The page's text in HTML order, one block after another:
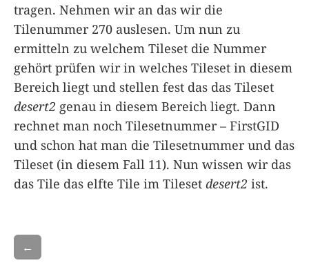
tragen. Nehmen wir an das wir die
Tilenummer 270 auslesen. Um nun zu
ermitteln zu welchem Tileset die Nummer
gehört prüfen wir in welches Tileset in diesem
Bereich liegt und stellen fest das das Tileset
desert2 genau in diesem Bereich liegt. Dann
rechnet man noch Tilesetnummer – FirstGID
und schon hat man die Tilesetnummer und das
Tileset (in diesem Fall 11). Nun wissen wir das
das Tile das elfte Tile im Tileset desert2 ist.
←